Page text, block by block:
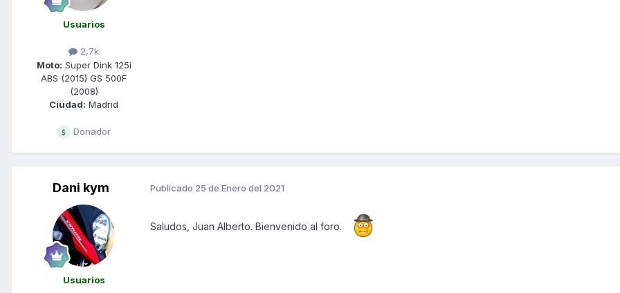
Usuarios
2,7k
Moto: Super Dink 125i
ABS (2015) GS 500F
(2008)
Ciudad: Madrid
Donador
Dani kym
Usuarios
Publicado 25 de Enero del 2021
Saludos, Juan Alberto. Bienvenido al foro.